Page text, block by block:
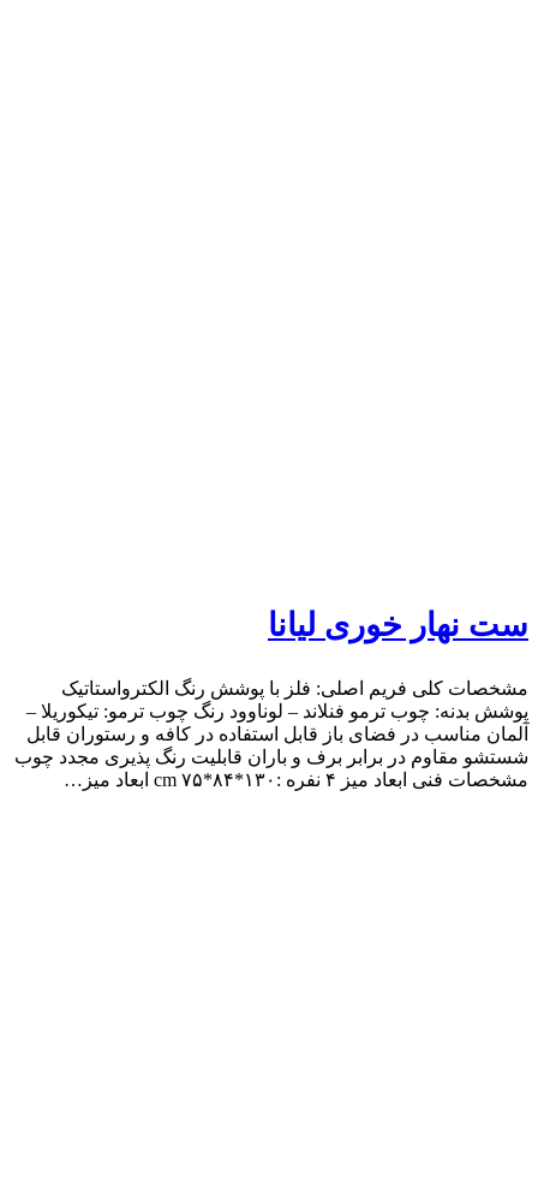
ست نهار خوری لیانا
مشخصات کلی فریم اصلی: فلز با پوشش رنگ الکترواستاتیک
پوشش بدنه: چوب ترمو فنلاند – لوناوود رنگ چوب ترمو: تیکوریلا –
آلمان مناسب در فضای باز قابل استفاده در کافه و رستوران قابل
شستشو مقاوم در برابر برف و باران قابلیت رنگ پذیری مجدد چوب
مشخصات فنی ابعاد میز ۴ نفره :۱۳۰*۸۴*۷۵ cm ابعاد میز…